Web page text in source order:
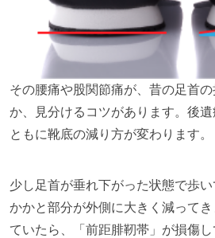
その腰痛や股関節痛が、昔の足首
か、見分けるコツがあります。後
ともに靴底の減り方が変わります。
少し足首が垂れ下がった状態で歩
かかと部分が外側に大きく減って
ていたら、「前距腓靭帯」が損傷し